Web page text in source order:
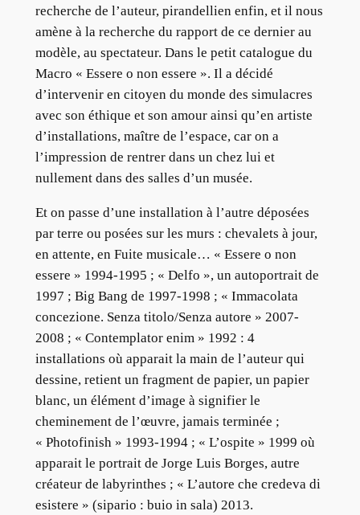
recherche de l’auteur, pirandellien enfin, et il nous
amène à la recherche du rapport de ce dernier au
modèle, au spectateur. Dans le petit catalogue du
Macro « Essere o non essere ». Il a décidé
d’intervenir en citoyen du monde des simulacres
avec son éthique et son amour ainsi qu’en artiste
d’installations, maître de l’espace, car on a
l’impression de rentrer dans un chez lui et
nullement dans des salles d’un musée.
Et on passe d’une installation à l’autre déposées
par terre ou posées sur les murs : chevalets à jour,
en attente, en Fuite musicale… « Essere o non
essere » 1994-1995 ; « Delfo », un autoportrait de
1997 ; Big Bang de 1997-1998 ; « Immacolata
concezione. Senza titolo/Senza autore » 2007-
2008 ; « Contemplator enim » 1992 : 4
installations où apparait la main de l’auteur qui
dessine, retient un fragment de papier, un papier
blanc, un élément d’image à signifier le
cheminement de l’œuvre, jamais terminée ;
« Photofinish » 1993-1994 ; « L’ospite » 1999 où
apparait le portrait de Jorge Luis Borges, autre
créateur de labyrinthes ; « L’autore che credeva di
esistere » (sipario : buio in sala) 2013.